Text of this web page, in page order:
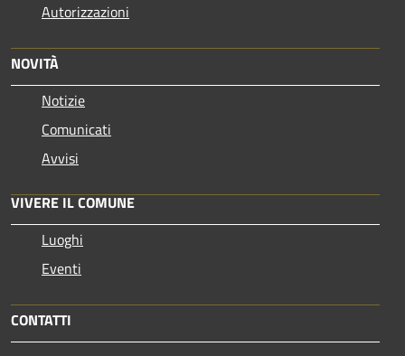
Autorizzazioni
NOVITÀ
Notizie
Comunicati
Avvisi
VIVERE IL COMUNE
Luoghi
Eventi
CONTATTI